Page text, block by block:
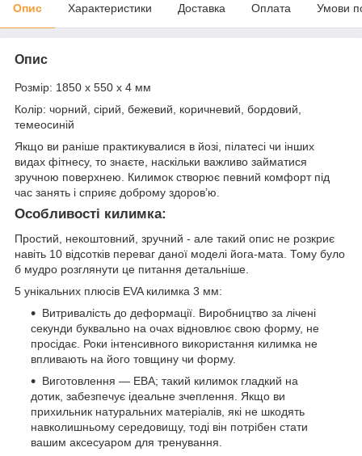
Опис Характеристики Доставка Оплата Умови
Опис
Розмір: 1850 х 550 х 4 мм
Колір: чорний, сірий, бежевий, коричневий, бордовий,
темеосиній
Якщо ви раніше практикувалися в йозі, пілатесі чи інших
видах фітнесу, то знаєте, наскільки важливо займатися
зручною поверхнею. Килимок створює певний комфорт під
час занять і сприяє доброму здоров’ю.
Особливості килимка:
Простий, некоштовний, зручний - але такий опис не розкриє
навіть 10 відсотків переваг даної моделі йога-мата. Тому було
б мудро розглянути це питання детальніше.
5 унікальних плюсів EVA килимка 3 мм:
Витривалість до деформації. Виробництво за лічені
секунди буквально на очах відновлює свою форму, не
просідає. Роки інтенсивного використання килимка не
впливають на його товщину чи форму.
Виготовлення — ЕВА; такий килимок гладкий на
дотик, забезпечує ідеальне зчеплення. Якщо ви
прихильник натуральних матеріалів, які не шкодять
навколишньому середовищу, тоді він потрібен стати
вашим аксесуаром для тренування.